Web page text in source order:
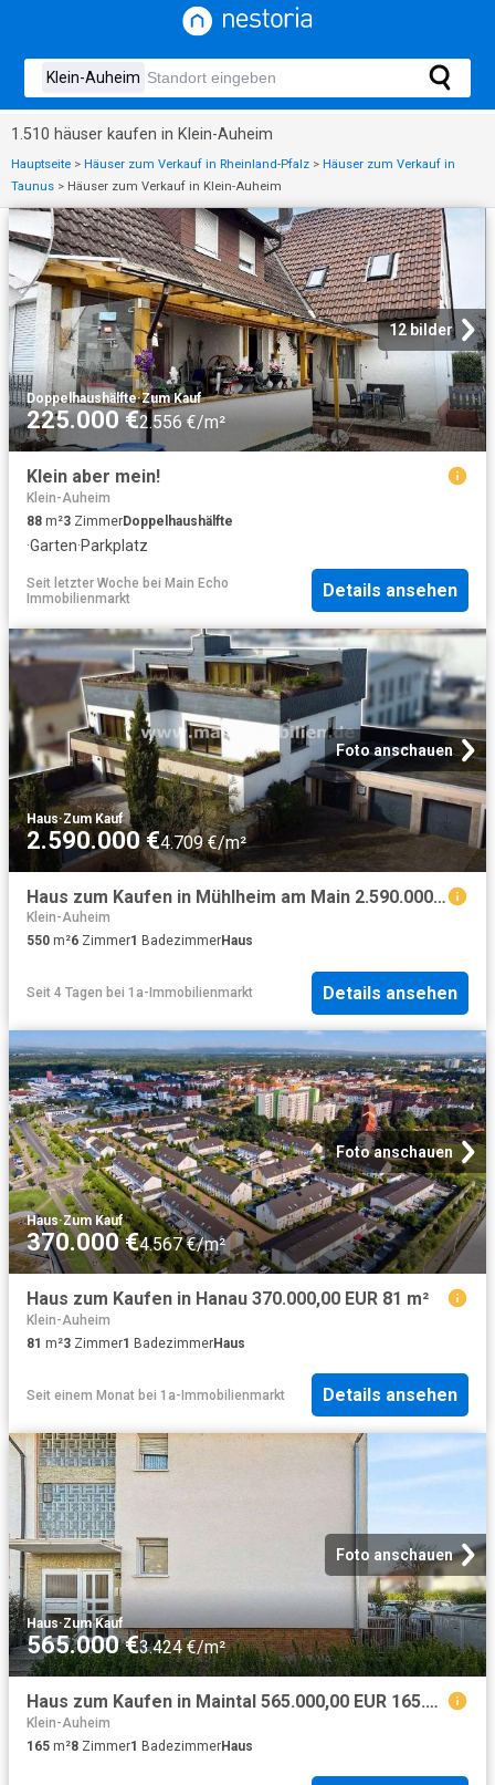
1.510 häuser kaufen in Klein-Auheim
Hauptseite > Häuser zum Verkauf in Rheinland-Pfalz > Häuser zum Verkauf in
Taunus > Häuser zum Verkauf in Klein-Auheim
12 bilder
Doppelhaushälfte·Zum Kauf
225.000 €2.556 €/m²
Klein aber mein!
Klein-Auheim
88 m²3 ZimmerDoppelhaushälfte
·Garten·Parkplatz
Seit letzter Woche bei Main Echo
Immobilienmarkt
Details ansehen
Foto anschauen
Haus·Zum Kauf
2.590.000 €4.709 €/m²
Haus zum Kaufen in Mühlheim am Main 2.590.000,00 EUR 550 m²
Klein-Auheim
550 m²6 Zimmer1 BadezimmerHaus
Seit 4 Tagen bei 1a-Immobilienmarkt Details ansehen
Foto anschauen
Haus·Zum Kauf
370.000 €4.567 €/m²
Haus zum Kaufen in Hanau 370.000,00 EUR 81 m²
Klein-Auheim
81 m²3 Zimmer1 BadezimmerHaus
Seit einem Monat bei 1a-Immobilienmarkt Details ansehen
Foto anschauen
Haus·Zum Kauf
565.000 €3.424 €/m²
Haus zum Kaufen in Maintal 565.000,00 EUR 165.87 m²
Klein-Auheim
165 m²8 Zimmer1 BadezimmerHaus